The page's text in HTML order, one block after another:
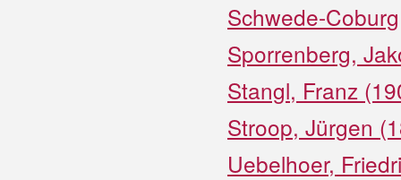
Schwede-
Sporrenberg,
Stangl, Franz
Stroop, Jürgen
Uebelhoer,